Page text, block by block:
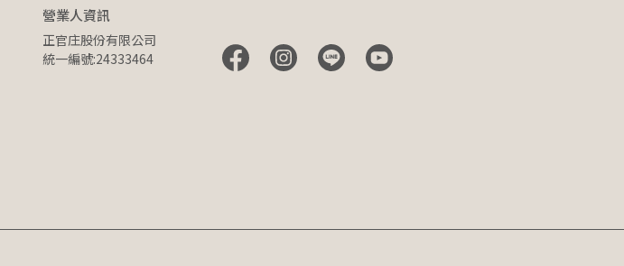
營業人資訊
正官庄股份有限公司
統一編號:24333464